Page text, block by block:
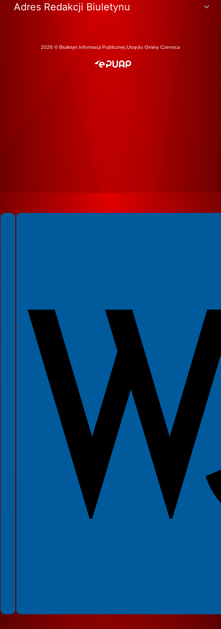
Adres Redakcji Biuletynu
2026 © Biuletyn Informacji Publicznej Urzędu Gminy Czernica
Spełniamy standardy WCAG 2.2
Spełniamy standardy W3C